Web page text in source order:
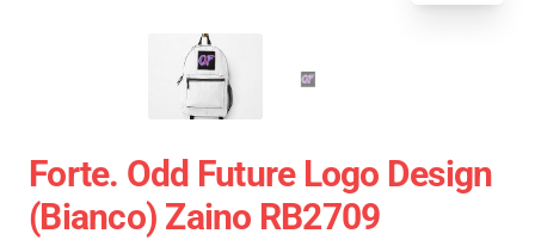
Forte. Odd Future Logo Design
(bianco) Zaino RB2709